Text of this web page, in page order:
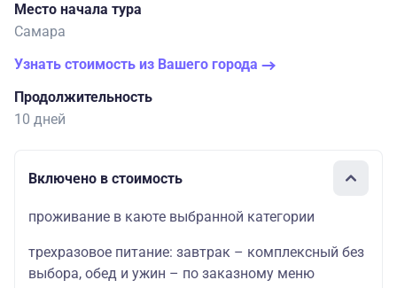
Место начала тура
Самара
Узнать стоимость из Вашего города
Продолжительность
10 дней
Включено в стоимость
проживание в каюте выбранной категории
трехразовое питание: завтрак – комплексный без
выбора, обед и ужин – по заказному меню